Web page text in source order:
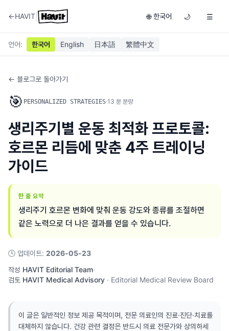
←HAVIT 🌐 한국어 🌙 ☰
언어: 한국어 English 日本語 繁體中文
← 블로그로 돌아가기
🎯 PERSONALIZED STRATEGIES·13 분 분량
생리주기별 운동 최적화 프로토콜:
호르몬 리듬에 맞춘 4주 트레이닝
가이드
한 줄 요약
생리주기 호르몬 변화에 맞춰 운동 강도와 종류를 조절하면
같은 노력으로 더 나은 결과를 얻을 수 있습니다.
🕓 업데이트: 2026-05-23
작성 HAVIT Editorial Team·
검토 HAVIT Medical Advisory · Editorial Medical Review Board
이 글은 일반적인 정보 제공 목적이며, 전문 의료인의 진료·진단·치료를
대체하지 않습니다. 건강 관련 결정은 반드시 의료 전문가와 상의하세